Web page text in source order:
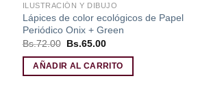
ILUSTRACIÓN Y DIBUJO
Lápices de color ecológicos de Papel
Periódico Onix + Green
Bs.72.00 El
original
era:
Bs.65.00El
actual
es:
AÑADIR AL CARRITO